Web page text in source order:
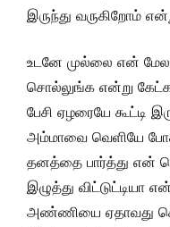
இருந்து வருகிறோம்
உடனே முல்லை என் மேல
சொல்லுங்க என்று
பேசி ஏழரையே கூட்டி
அம்மாவை வெளியே
தனத்தை பார்த்து என்
இழுத்து விட்டுட்டியா
அண்ணியை ஏதாவது